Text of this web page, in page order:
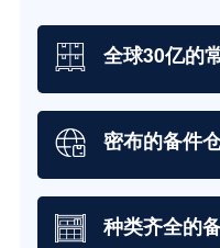
全球30亿的
密布的备件
种类齐全的